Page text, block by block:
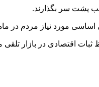
پشت سر بگذارند.
اساسی مورد نیاز مردم
اقتصادی در بازار